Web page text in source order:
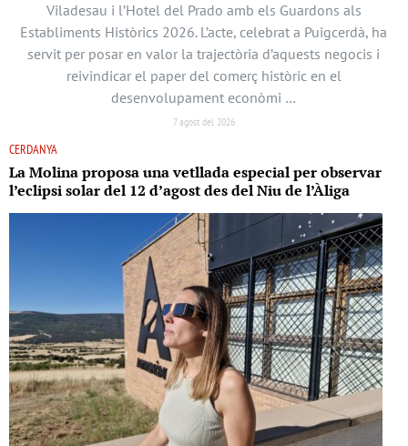
Viladesau i l’Hotel del Prado amb els Guardons als
Establiments Històrics 2026. L’acte, celebrat a Puigcerdà, ha
servit per posar en valor la trajectòria d’aquests negocis i
reivindicar el paper del comerç històric en el
desenvolupament econòmi …
7 agost del 2026
CERDANYA
La Molina proposa una vetllada especial per observar
l’eclipsi solar del 12 d’agost des del Niu de l’Àliga